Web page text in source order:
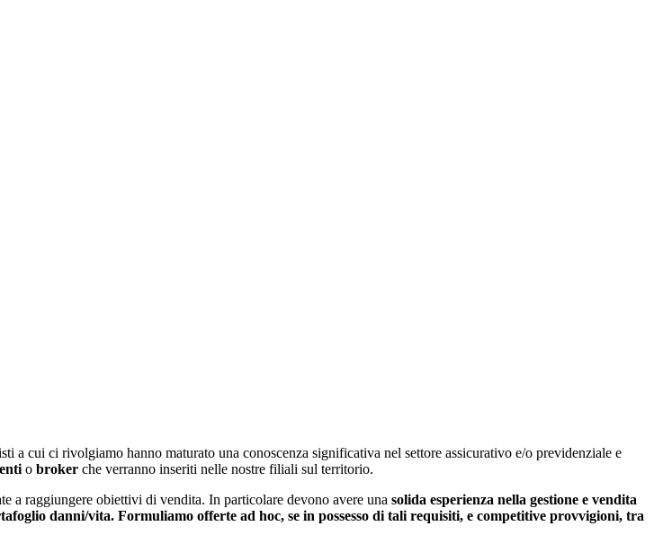
a cui ci rivolgiamo hanno maturato una conoscenza significativa nel settore assicurativo e/o previdenziale e
o broker che verranno inseriti nelle nostre filiali sul territorio.
a raggiungere obiettivi di vendita. In particolare devono avere una solida esperienza nella gestione e vendita
danni/vita. Formuliamo offerte ad hoc, se in possesso di tali requisiti, e competitive provvigioni, tra